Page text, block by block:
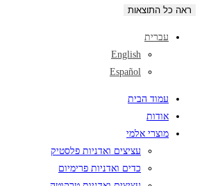
ראה כל התוצאות
עברית
English
Español
עמוד הבית
אודות
מוצרי אלמי
עציצים ואדניות פלסטיק
כדים ואדניות פרימיום